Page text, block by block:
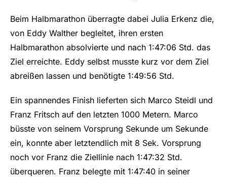
Beim Halbmarathon überragte dabei Julia Erkenz die,
von Eddy Walther begleitet, ihren ersten
Halbmarathon absolvierte und nach 1:47:06 Std. das
Ziel erreichte. Eddy selbst musste kurz vor dem Ziel
abreißen lassen und benötigte 1:49:56 Std.
Ein spannendes Finish lieferten sich Marco Steidl und
Franz Fritsch auf den letzten 1000 Metern. Marco
büsste von seinem Vorsprung Sekunde um Sekunde
ein, konnte aber letztendlich mit 8 Sek. Vorsprung
noch vor Franz die Ziellinie nach 1:47:32 Std.
überqueren. Franz belegte mit 1:47:40 in seiner